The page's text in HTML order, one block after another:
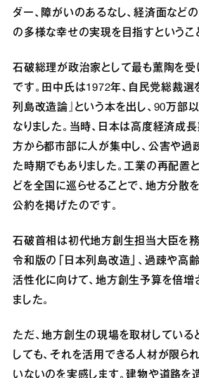
ダー、障がいのあるなし、経済面など
の多様な幸せの実現を目指すというこ
石破総理が政治家として最も薫陶を
です。田中氏は1972年、自民党総裁選
列島改造論』という本を出し、90万部
なりました。当時、日本は高度経済成
方から都市部に人が集中し、公害や過
た時期でもありました。工業の再配置
どを全国に巡らせることで、地方分散
公約を掲げたのです。
石破首相は初代地方創生担当大臣を務
令和版の「日本列島改造」、過疎や高
活性化に向けて、地方創生予算を倍増
ました。
ただ、地方創生の現場を取材している
しても、それを活用できる人材が限ら
いないのを実感します。建物や道路を